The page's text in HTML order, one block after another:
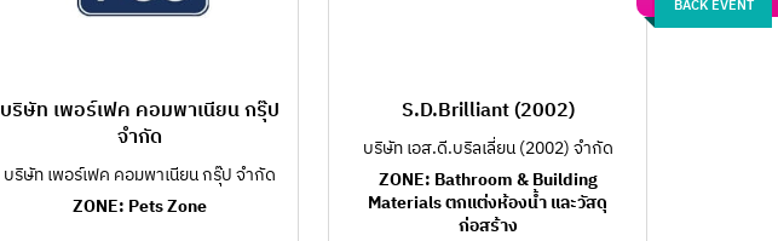
บริษัท เพอร์เฟค คอมพาเนียน กรุ๊ป
จำกัด
บริษัท เพอร์เฟค คอมพาเนียน กรุ๊ป จำกัด
ZONE: Pets Zone
S.D.Brilliant (2002)
บริษัท เอส.ดี.บริลเลี่ยน (2002) จำกัด
ZONE: Bathroom & Building
Materials ตกแต่งห้องน้ำ และวัสดุ
ก่อสร้าง
BACK EVENT